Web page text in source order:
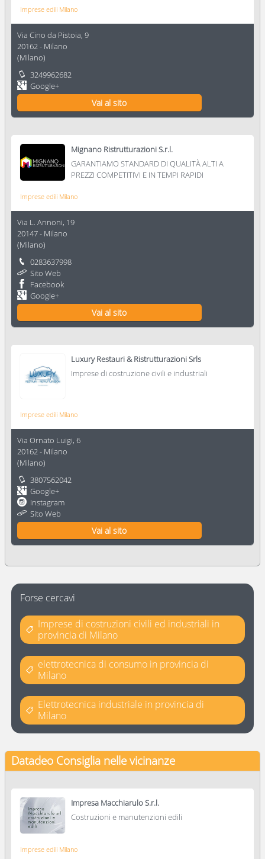
Imprese edili Milano
Via Cino da Pistoia, 9
20162- Milano
(Milano)
3249962682
Google+
Vai al sito
Mignano Ristrutturazioni S.r.l.
GARANTIAMO STANDARD DI QUALITÀ ALTI A
PREZZI COMPETITIVI E IN TEMPI RAPIDI
Imprese edili Milano
Via L. Annoni, 19
20147- Milano
(Milano)
0283637998
Sito Web
Facebook
Google+
Vai al sito
Luxury Restauri & Ristrutturazioni Srls
Imprese di costruzione civili e industriali
Imprese edili Milano
Via Ornato Luigi, 6
20162- Milano
(Milano)
3807562042
Google+
Instagram
Sito Web
Vai al sito
Forse cercavi
Imprese di costruzioni civili ed industriali in
provincia di Milano
elettrotecnica di consumo in provincia di
Milano
Elettrotecnica industriale in provincia di
Milano
Datadeo Consiglia nelle vicinanze
Impresa Macchiarulo S.r.l.
Costruzioni e manutenzioni edili
Imprese edili Milano